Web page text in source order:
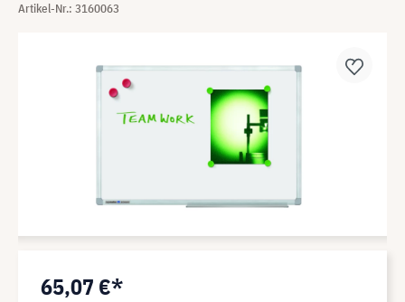
Artikel-Nr.: 3160063
65,07 €*